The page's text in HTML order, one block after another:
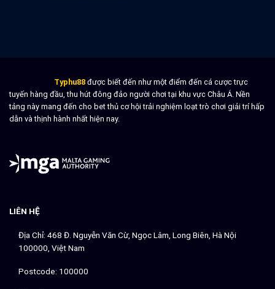
smarter
Typhu88 được biết đến như một điểm đến cá cược trực
tuyến hàng đầu, thu hút đông đảo người chơi tại khu vực Châu Á. Nền
tảng này mang đến cho bet thủ cơ hội trải nghiệm loạt trò chơi giải trí hấp
dẫn và thịnh hành nhất hiện nay.
LIÊN HỆ
Địa Chỉ: 468 Đ. Nguyễn Văn Cừ, Ngọc Lâm, Long Biên, Hà Nội
100000, Việt Nam
Postcode: 100000